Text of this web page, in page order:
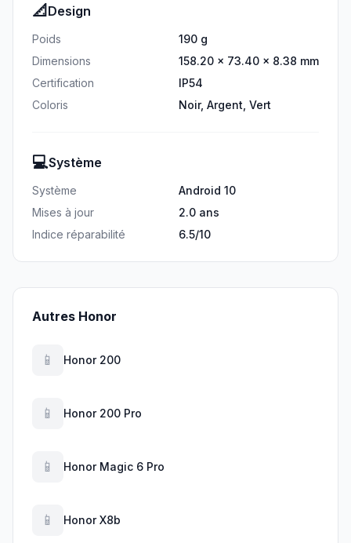
📐 Design
Poids
190 g
Dimensions
158.20 × 73.40 × 8.38 mm
Certification
IP54
Coloris
Noir, Argent, Vert
💻Système
Système
Android 10
Mises à jour
2.0 ans
Indice réparabilité
6.5/10
Autres Honor
📱 Honor 200
📱 Honor 200 Pro
📱 Honor Magic 6 Pro
📱 Honor X8b